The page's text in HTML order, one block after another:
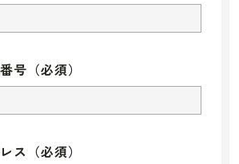
号 （必須）
ス （必須）